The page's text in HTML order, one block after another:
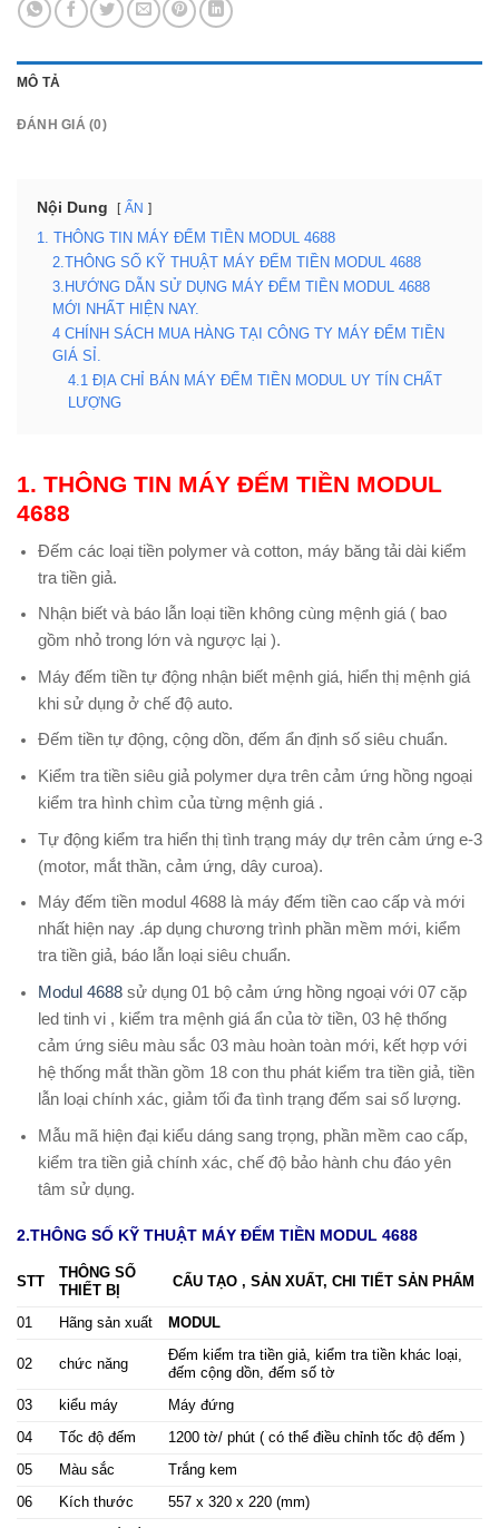
MÔ TẢ
ĐÁNH GIÁ (0)
Nội Dung ẨN
1. THÔNG TIN MÁY ĐẾM TIỀN MODUL 4688
2.THÔNG SỐ KỸ THUẬT MÁY ĐẾM TIỀN MODUL 4688
3.HƯỚNG DẪN SỬ DỤNG MÁY ĐẾM TIỀN MODUL 4688
MỚI NHẤT HIỆN NAY.
4 CHÍNH SÁCH MUA HÀNG TẠI CÔNG TY MÁY ĐẾM TIỀN
GIÁ SỈ.
4.1 ĐỊA CHỈ BÁN MÁY ĐẾM TIỀN MODUL UY TÍN CHẤT
LƯỢNG
1. THÔNG TIN MÁY ĐẾM TIỀN MODUL
4688
Đếm các loại tiền polymer và cotton, máy băng tải dài kiểm
tra tiền giả.
Nhận biết và báo lẫn loại tiền không cùng mệnh giá ( bao
gồm nhỏ trong lớn và ngược lại ).
Máy đếm tiền tự động nhận biết mệnh giá, hiển thị mệnh giá
khi sử dụng ở chế độ auto.
Đếm tiền tự động, cộng dồn, đếm ẩn định số siêu chuẩn.
Kiểm tra tiền siêu giả polymer dựa trên cảm ứng hồng ngoại
kiểm tra hình chìm của từng mệnh giá .
Tự động kiểm tra hiển thị tình trạng máy dự trên cảm ứng e-3
(motor, mắt thần, cảm ứng, dây curoa).
Máy đếm tiền modul 4688 là máy đếm tiền cao cấp và mới
nhất hiện nay .áp dụng chương trình phần mềm mới, kiểm
tra tiền giả, báo lẫn loại siêu chuẩn.
Modul 4688sử dụng 01 bộ cảm ứng hồng ngoại với 07 cặp
led tinh vi , kiểm tra mệnh giá ẩn của tờ tiền, 03 hệ thống
cảm ứng siêu màu sắc 03 màu hoàn toàn mới, kết hợp với
hệ thống mắt thần gồm 18 con thu phát kiểm tra tiền giả, tiền
lẫn loại chính xác, giảm tối đa tình trạng đếm sai số lượng.
Mẫu mã hiện đại kiểu dáng sang trọng, phần mềm cao cấp,
kiểm tra tiền giả chính xác, chế độ bảo hành chu đáo yên
tâm sử dụng.
2.THÔNG SỐ KỸ THUẬT MÁY ĐẾM TIỀN MODUL 4688
STT
THÔNG SỐ
THIẾT BỊ
CẤU TẠO , SẢN XUẤT, CHI TIẾT SẢN PHẨM
01 Hãng sản xuất MODUL
02 chức năng
Đếm kiểm tra tiền giả, kiểm tra tiền khác loại,
đếm cộng dồn, đếm số tờ
03
kiểu máy
Máy đứng
04
Tốc độ đếm
1200 tờ/ phút ( có thể điều chỉnh tốc độ đếm )
05
Màu sắc
Trắng kem
06
Kích thước
557 x 320 x 220 (mm)